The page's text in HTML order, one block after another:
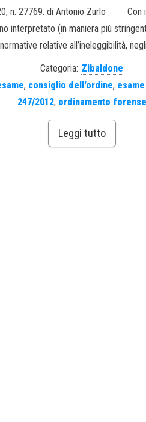
n. 27769. di Antonio Zurlo Con
interpretato (in maniera più
relative all’ineleggibilità,
Categoria: Zibaldone
, consiglio dell'ordine,
247/2012, ordinamento forense
Leggi tutto